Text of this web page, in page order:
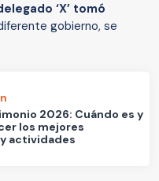
‘X’ tomó
gobierno, se
2026: Cuándo es y
los mejores
actividades